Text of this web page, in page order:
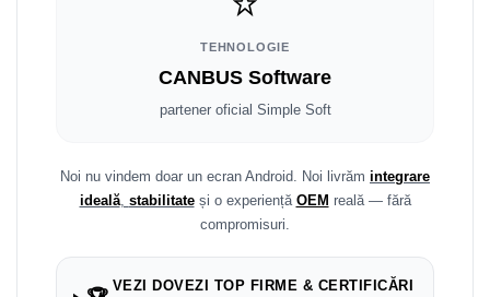
Dodge
Navigații universale 2DIN
TEHNOLOGIE
CANBUS Software
partener oficial Simple Soft
Noi nu vindem doar un ecran Android. Noi livrăm integrare
ideală, stabilitateși o experiență OEM reală — fără
compromisuri.
VEZI DOVEZI TOP FIRME & CERTIFICĂRI